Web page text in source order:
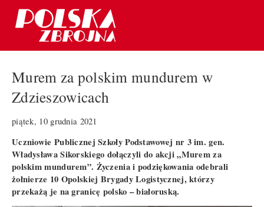
Murem za polskim mundurem w
Zdzieszowicach
piątek, 10 grudnia 2021
Uczniowie Publicznej Szkoły Podstawowej nr 3 im. gen.
Władysława Sikorskiego dołączyli do akcji „Murem za
polskim mundurem”. Życzenia i podziękowania odebrali
żołnierze 10 Opolskiej Brygady Logistycznej, którzy
przekażą je na granicę polsko – białoruską.